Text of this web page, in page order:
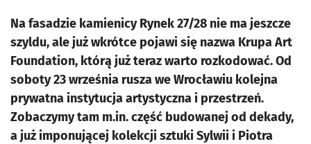
Na fasadzie kamienicy Rynek 27/28 nie ma jeszcze
szyldu, ale już wkrótce pojawi się nazwa Krupa Art
Foundation, którą już teraz warto rozkodować. Od
soboty 23 września rusza we Wrocławiu kolejna
prywatna instytucja artystyczna i przestrzeń.
Zobaczymy tam m.in. część budowanej od dekady,
a już imponującej kolekcji sztuki Sylwii i Piotra